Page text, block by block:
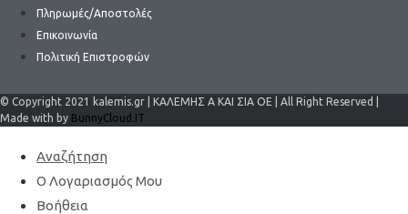
Πληρωμές/Αποστολές
Επικοινωνία
Πολιτική Επιστροφών
© Copyright 2021 kalemis.gr | ΚΑΛΕΜΗΣ Α ΚΑΙ ΣΙΑ ΟΕ | All Right Reserved |
Made with by BunnyCloud.IT
Αναζήτηση
Ο Λογαριασμός Μου
Βοήθεια